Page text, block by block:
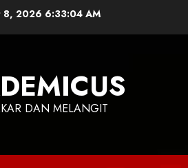
8, 2026 6:33:05 AM
DAN MELANGIT